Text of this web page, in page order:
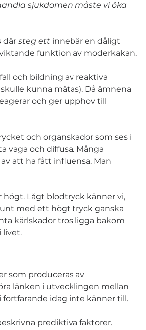
sjukdomen måste vi öka
där steg ett innebär en dåligt
funktion av moderkakan.
och bildning av reaktiva
kunna mätas). Då ämnena
och ger upphov till
och organskador som ses i
vaga och diffusa. Många
att ha fått influensa. Man
högt. Lågt blodtryck känner vi,
med ett högt tryck ganska
kärlskador tros ligga bakom
livet.
som produceras av
länken i utvecklingen mellan
fortfarande idag inte känner till.
prediktiva faktorer.